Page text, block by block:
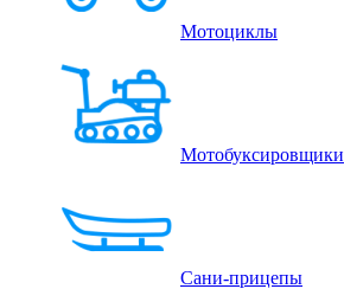
Мотоциклы
Мотобуксировщики
Сани-прицепы